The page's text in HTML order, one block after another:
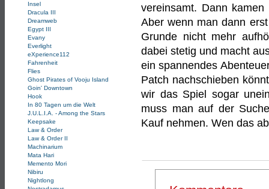
Insel
Dracula III
Dreamweb
Egypt III
Evany
Everlight
eXperience112
Fahrenheit
Flies
Ghost Pirates of Vooju Island
Goin' Downtown
Hook
In 80 Tagen um die Welt
J.U.L.I.A. - Among the Stars
Keepsake
Law & Order
Law & Order II
Machinarium
Mata Hari
Memento Mori
Nibiru
Nightlong
vereinsamt. Dann
Aber wenn man dann
Grunde nicht mehr
dabei stetig und macht
ein spannendes
Patch nachschieben
wir das Spiel sogar
muss man auf der
Kauf nehmen. Wen das